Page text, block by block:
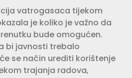
vatrogasaca tijekom
je koliko je važno da
bude omogućen.
bi javnosti trebalo
se način urediti korištenje
trajanja radova,